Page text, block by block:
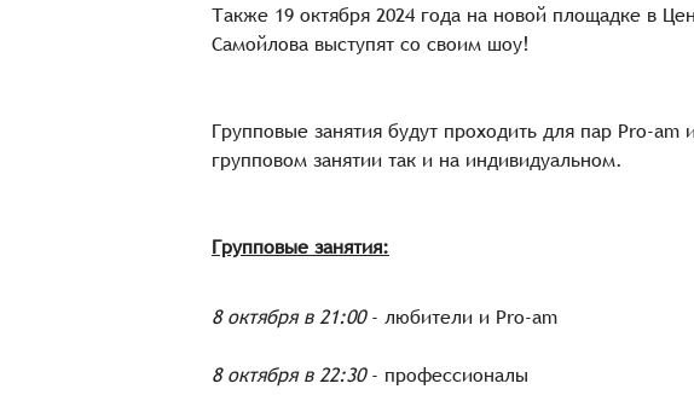
Также 19 октября 2024 года на новой площадке в
Самойлова выступят со своим шоу!
Групповые занятия будут проходить для пар Pro-
групповом занятии так и на индивидуальном.
Групповые занятия:
8 октября в 21:00- любители и Pro-am
8 октября в 22:30- профессионалы